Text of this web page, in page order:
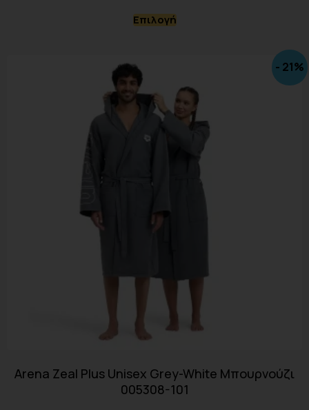
Επιλογή
- 21%
Arena Zeal Plus Unisex Grey-White Μπουρνούζι
005308-101